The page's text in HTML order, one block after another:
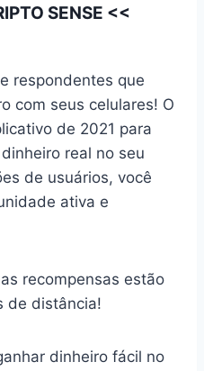
SENSE <<
respondentes que
com seus celulares! O
de 2021 para
real no seu
de usuários, você
ativa e
recompensas estão
de distância!
dinheiro fácil no